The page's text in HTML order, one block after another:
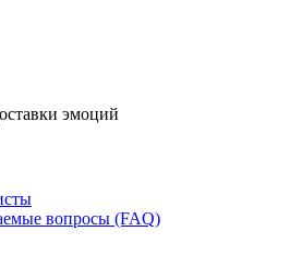
эмоций
вопросы (FAQ)